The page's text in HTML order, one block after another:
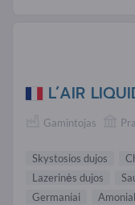
L’AIR
Gamintojas
Skystosios dujos
Lazerinės dujos
Germaniai